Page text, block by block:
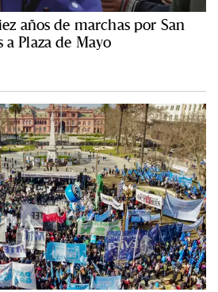
años de marchas por San
Plaza de Mayo